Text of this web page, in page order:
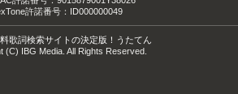
許諾番号：ID000000049
歌詞検索サイトの決定版！うたてん
(C) IBG Media. All Rights Reserved.